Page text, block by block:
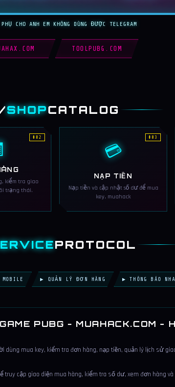
CHO ANH EM KHÔNG DÙNG ĐƯỢC TELEGRAM
TOOLPUBG.COM
SHOPCATALOG
#02
kiểm tra giao
trạng thái.
#03
💳
NẠP TIỀN
Nạp tiền và cập nhật số dư để mua
key, muahack
PROTOCOL
▶ QUẢN LÝ ĐƠN HÀNG ▶ THÔNG BÁO
PUBG - MUAHACK.COM -
dùng mua key, kiểm tra đơn hàng, nạp tiền, quản lý lịch sử
truy cập giao diện mua hàng, kiểm tra số dư, xem đơn hàng